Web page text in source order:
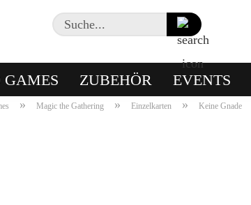
Suche...
ZUBEHÖR EVENTS
» Magic the Gathering » Einzelkarten » Keine Gnade